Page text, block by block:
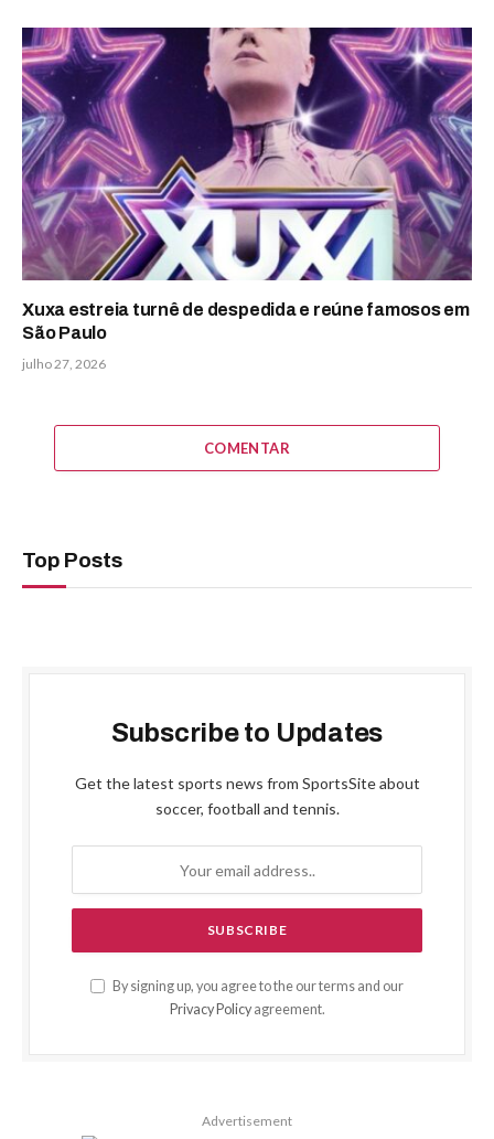
Xuxa estreia turnê de despedida e reúne famosos em
São Paulo
julho 27, 2026
COMENTAR
Top Posts
Subscribe to Updates
Get the latest sports news from SportsSite about
soccer, football and tennis.
By signing up, you agree to the our terms and our
Privacy Policyagreement.
Advertisement